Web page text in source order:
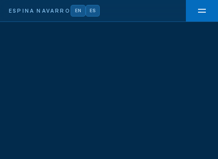
ESPINA NAVARRO EN ES